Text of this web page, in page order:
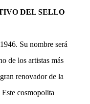
DEL SELLO
Su nombre será
de los artistas más
renovador de la
cosmopolita